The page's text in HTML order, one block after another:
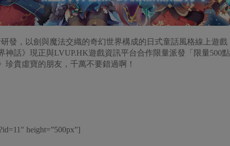
發，以劍與魔法交織的奇幻世界構成的日式童話風格線上遊戲
神話‬》現正與LVUP.HK遊戲資訊平台合作限量派發「限量500點
貴虛寶的朋友，千萬不要錯過啊！
height=”500px”]